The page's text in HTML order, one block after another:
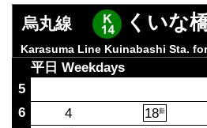
烏丸線 くいな
Karasuma Line Kuinabashi Sta.
平日 Weekdays
5
6
4 18新